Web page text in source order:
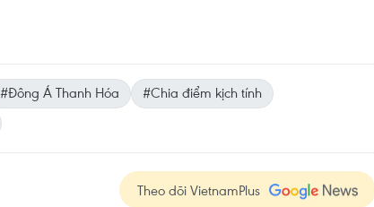
#Đông Á Thanh Hóa
#Chia điểm kịch tính
Theo dõi VietnamPlus